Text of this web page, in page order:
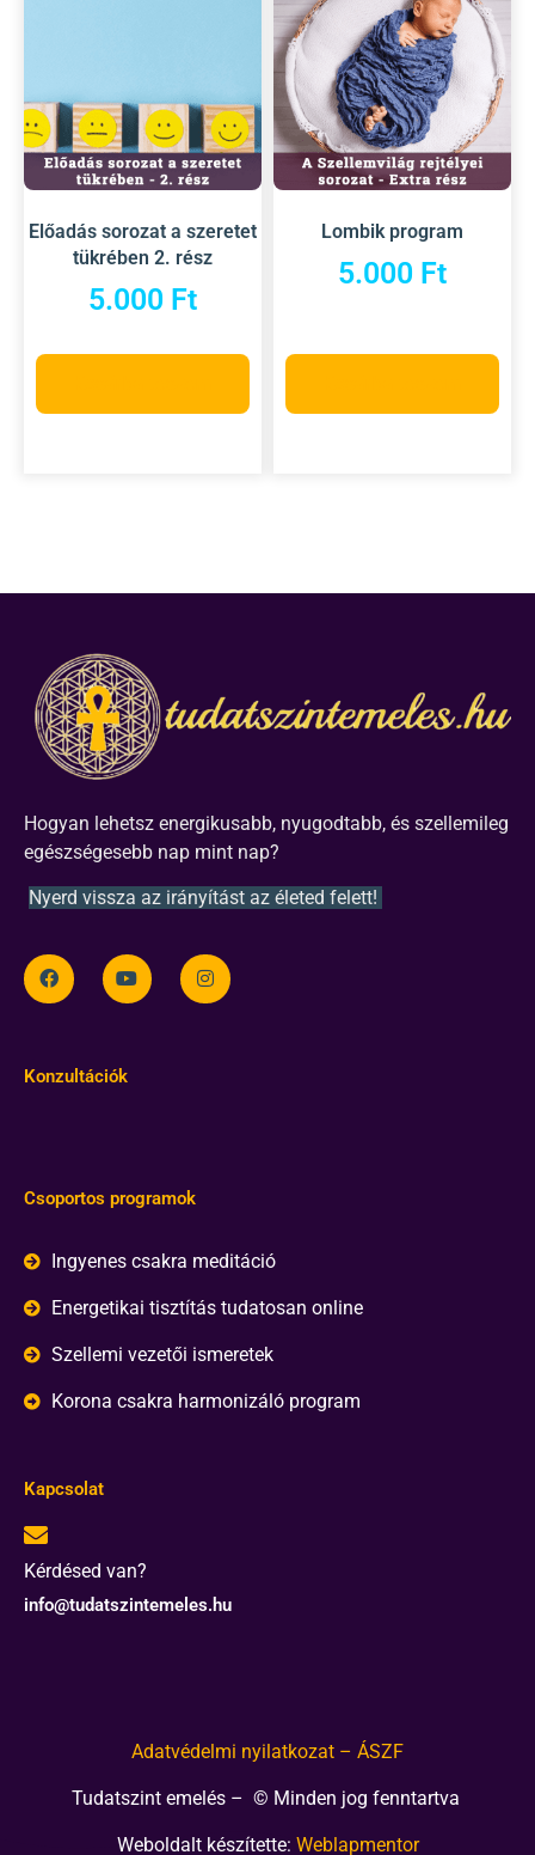
Előadás sorozat a szeretet
tükrében 2. rész
5.000 Ft
Lombik program
5.000 Ft
Hogyan lehetsz energikusabb, nyugodtabb, és szellemileg
egészségesebb nap mint nap?
Nyerd vissza az irányítást az életed felett!
Konzultációk
Csoportos programok
Ingyenes csakra meditáció
Energetikai tisztítás tudatosan online
Szellemi vezetői ismeretek
Korona csakra harmonizáló program
Kapcsolat
Kérdésed van?
info@tudatszintemeles.hu
Adatvédelmi nyilatkozat – ÁSZF
Tudatszint emelés – © Minden jog fenntartva
Weboldalt készítette: Weblapmentor